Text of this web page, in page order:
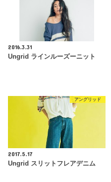
2016.3.31
Ungrid ラインルーズーニット
アングリッド
2017.5.17
Ungrid スリットフレアデニム